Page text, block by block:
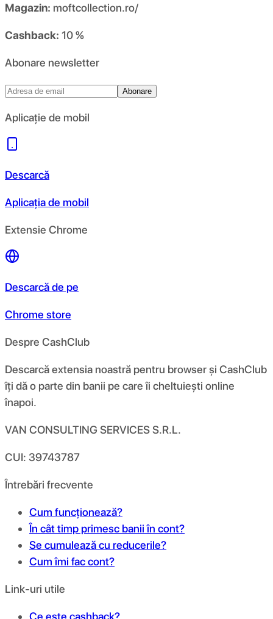
Magazin: moftcollection.ro/
Cashback: 10 %
Abonare newsletter
Abonare
Aplicație de mobil
Descarcă
Aplicația de mobil
Extensie Chrome
Descarcă de pe
Chrome store
Despre CashClub
Descarcă extensia noastră pentru browser și CashClub
îți dă o parte din banii pe care îi cheltuiești online
înapoi.
VAN CONSULTING SERVICES S.R.L.
CUI: 39743787
Întrebări frecvente
Cum funcționează?
În cât timp primesc banii în cont?
Se cumulează cu reducerile?
Cum îmi fac cont?
Link-uri utile
Ce este cashback?